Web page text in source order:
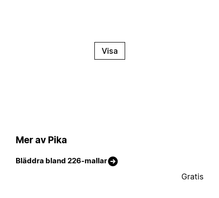
Visa
Mer av Pika
Bläddra bland 226-mallar
Gratis